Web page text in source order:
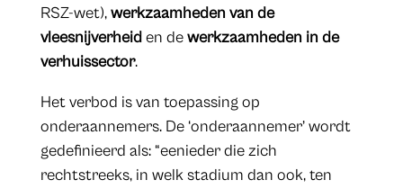
RSZ-wet),werkzaamheden van de
vleesnijverheiden dewerkzaamheden in de
verhuissector.
Het verbod is van toepassing op
onderaannemers. De ‘onderaannemer’ wordt
gedefinieerd als: “eenieder die zich
rechtstreeks, in welk stadium dan ook, ten